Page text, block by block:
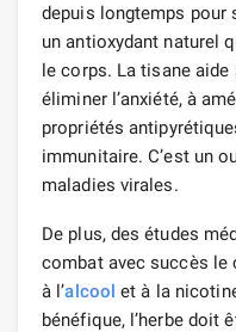
depuis longtemps pour
un antioxydant naturel
le corps. La tisane
éliminer l’anxiété, à
propriétés
immunitaire. C’est un
maladies virales.
De plus, des études
combat avec succès le
à l’alcool et à la
bénéfique, l’herbe doit